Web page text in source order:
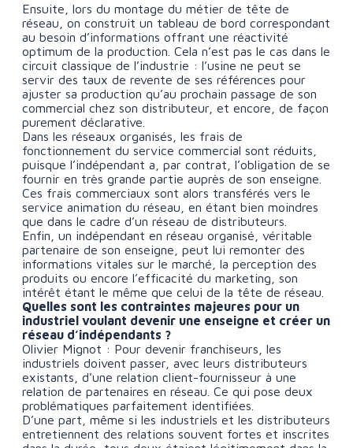
Ensuite, lors du montage du métier de tête de
réseau, on construit un tableau de bord correspondant
au besoin d’informations offrant une réactivité
optimum de la production. Cela n’est pas le cas dans le
circuit classique de l’industrie : l’usine ne peut se
servir des taux de revente de ses références pour
ajuster sa production qu’au prochain passage de son
commercial chez son distributeur, et encore, de façon
purement déclarative.
Dans les réseaux organisés, les frais de
fonctionnement du service commercial sont réduits,
puisque l’indépendant a, par contrat, l’obligation de se
fournir en très grande partie auprès de son enseigne.
Ces frais commerciaux sont alors transférés vers le
service animation du réseau, en étant bien moindres
que dans le cadre d’un réseau de distributeurs.
Enfin, un indépendant en réseau organisé, véritable
partenaire de son enseigne, peut lui remonter des
informations vitales sur le marché, la perception des
produits ou encore l’efficacité du marketing, son
intérêt étant le même que celui de la tête de réseau.
Quelles sont les contraintes majeures pour un
industriel voulant devenir une enseigne et créer un
réseau d’indépendants ?
Olivier Mignot : Pour devenir franchiseurs, les
industriels doivent passer, avec leurs distributeurs
existants, d’une relation client-fournisseur à une
relation de partenaires en réseau. Ce qui pose deux
problématiques parfaitement identifiées.
D’une part, même si les industriels et les distributeurs
entretiennent des relations souvent fortes et inscrites